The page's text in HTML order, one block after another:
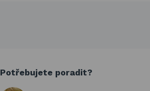
Potřebujete poradit?